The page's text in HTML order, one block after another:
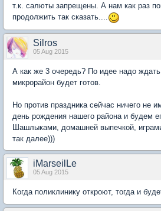
т.к. салюты запрещены. А нам как раз
продолжить так сказать....
Silros
05 Aug 2015
А как же 3 очередь? По идее надо
микрорайон будет готов.
Но против праздника сейчас ничего не
день рождения нашего района и будем
Шашлыками, домашней выпечкой,
так далее)))
iMarseilLe
05 Aug 2015
Когда поликлинику откроют, тогда и